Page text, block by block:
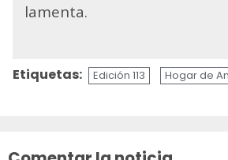
lamenta.
Etiquetas: Edición 113 Hogar de